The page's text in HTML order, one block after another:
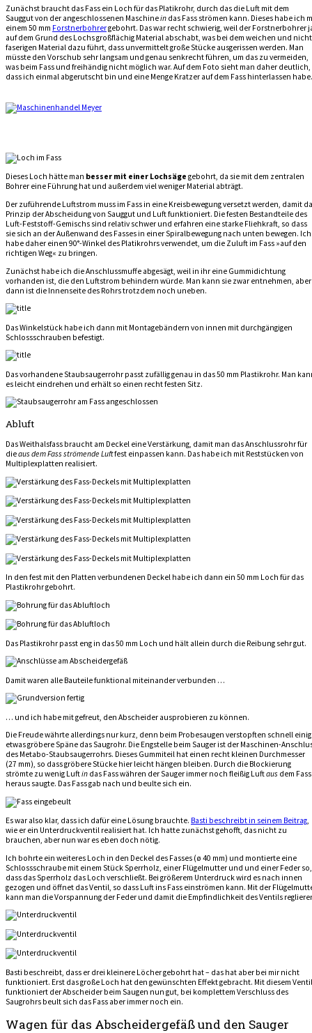
Zunächst braucht das Fass ein Loch für das Platikrohr, durch das die Luft mit dem
Sauggut von der angeschlossenen Maschinein das Fass strömen kann. Dieses habe ich
einem 50 mm Forstnerbohrergebohrt. Das war recht schwierig, weil der Forstnerbohrer
auf dem Grund des Lochs großflächig Material abschabt, was bei dem weichen und
faserigen Material dazu führt, dass unvermittelt große Stücke ausgerissen werden. Man
müsste den Vorschub sehr langsam und genau senkrecht führen, um das zu vermeiden,
was beim Fass und freihändig nicht möglich war. Auf dem Foto sieht man daher deutlich,
dass ich einmal abgerutscht bin und eine Menge Kratzer auf dem Fass hinterlassen habe.
Dieses Loch hätte man besser mit einer Lochsäge gebohrt, da sie mit dem zentralen
Bohrer eine Führung hat und außerdem viel weniger Material abträgt.
Der zuführende Luftstrom muss im Fass in eine Kreisbewegung versetzt werden, damit
Prinzip der Abscheidung von Sauggut und Luft funktioniert. Die festen Bestandteile des
Luft-Feststoff-Gemischs sind relativ schwer und erfahren eine starke Fliehkraft, so dass
sie sich an der Außenwand des Fasses in einer Spiralbewegung nach unten bewegen. Ich
habe daher einen 90°-Winkel des Platikrohrs verwendet, um die Zuluft im Fass »auf den
richtigen Weg« zu bringen.
Zunächst habe ich die Anschlussmuffe abgesägt, weil in ihr eine Gummidichtung
vorhanden ist, die den Luftstrom behindern würde. Man kann sie zwar entnehmen, aber
dann ist die Innenseite des Rohrs trotzdem noch uneben.
Das Winkelstück habe ich dann mit Montagebändern von innen mit durchgängigen
Schlossschrauben befestigt.
Das vorhandene Staubsaugerrohr passt zufällig genau in das 50 mm Plastikrohr. Man
es leicht eindrehen und erhält so einen recht festen Sitz.
Abluft
Das Weithalsfass braucht am Deckel eine Verstärkung, damit man das Anschlussrohr für
dieaus dem Fass strömende Luftfest einpassen kann. Das habe ich mit Reststücken von
Multiplexplatten realisiert.
In den fest mit den Platten verbundenen Deckel habe ich dann ein 50 mm Loch für das
Plastikrohr gebohrt.
Das Plastikrohr passt eng in das 50 mm Loch und hält allein durch die Reibung sehr gut.
Damit waren alle Bauteile funktional miteinander verbunden …
… und ich habe mit gefreut, den Abscheider ausprobieren zu können.
Die Freude währte allerdings nur kurz, denn beim Probesaugen verstopften schnell
etwas gröbere Späne das Saugrohr. Die Engstelle beim Sauger ist der Maschinen-
des Metabo-Staubsaugerrohrs. Dieses Gummiteil hat einen recht kleinen Durchmesser
(27 mm), so dass gröbere Stücke hier leicht hängen bleiben. Durch die Blockierung
strömte zu wenig Luftin das Fass währen der Sauger immer noch fleißig Luftaus dem Fass
heraus saugte. Das Fass gab nach und beulte sich ein.
Es war also klar, dass ich dafür eine Lösung brauchte. Basti beschreibt in seinem Beitrag,
wie er ein Unterdruckventil realisiert hat. Ich hatte zunächst gehofft, das nicht zu
brauchen, aber nun war es eben doch nötig.
Ich bohrte ein weiteres Loch in den Deckel des Fasses (ø 40 mm) und montierte eine
Schlossschraube mit einem Stück Sperrholz, einer Flügelmutter und und einer Feder so,
dass das Sperrholz das Loch verschließt. Bei größerem Unterdruck wird es nach innen
gezogen und öffnet das Ventil, so dass Luft ins Fass einströmen kann. Mit der
kann man die Vorspannung der Feder und damit die Empfindlichkeit des Ventils
Basti beschreibt, dass er drei kleinere Löcher gebohrt hat – das hat aber bei mir nicht
funktioniert. Erst das große Loch hat den gewünschten Effekt gebracht. Mit diesem Ventil
funktioniert der Abscheider beim Saugen nun gut, bei komplettem Verschluss des
Saugrohrs beult sich das Fass aber immer noch ein.
Wagen für das Abscheidergefäß und den Sauger